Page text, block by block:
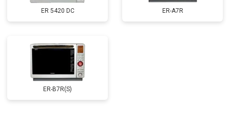
ER 5420 DC ER-A7R
ER-B7R(S)